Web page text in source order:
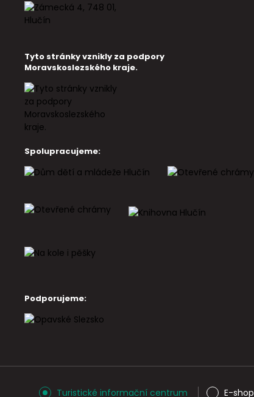
Tyto stránky vznikly za podpory
Moravskoslezského kraje.
Spolupracujeme:
Podporujeme:
Turistické informační centrum E-shop